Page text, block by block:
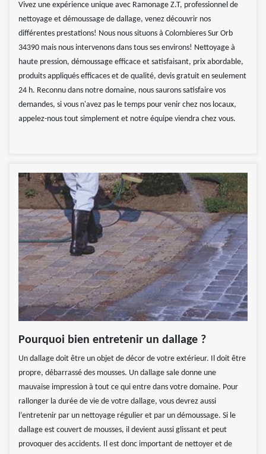
Vivez une expérience unique avec Ramonage Z.T, professionnel de
nettoyage et démoussage de dallage, venez découvrir nos
différentes prestations! Nous nous situons à Colombieres Sur Orb
34390 mais nous intervenons dans tous ses environs! Nettoyage à
haute pression, démoussage efficace et satisfaisant, prix abordable,
produits appliqués efficaces et de qualité, devis gratuit en seulement
24 h. Reconnu dans notre domaine, nous saurons satisfaire vos
demandes, si vous n'avez pas le temps pour venir chez nos locaux,
appelez-nous tout simplement et notre équipe viendra chez vous.
Pourquoi bien entretenir un dallage ?
Un dallage doit être un objet de décor de votre extérieur. Il doit être
propre, débarrassé des mousses. Un dallage sale donne une
mauvaise impression à tout ce qui entre dans votre domaine. Pour
rallonger la durée de vie de votre dallage, vous devrez aussi
l’entretenir par un nettoyage régulier et par un démoussage. Si le
dallage est couvert de mousses, il devient aussi glissant et peut
provoquer des accidents. Il est donc important de nettoyer et de